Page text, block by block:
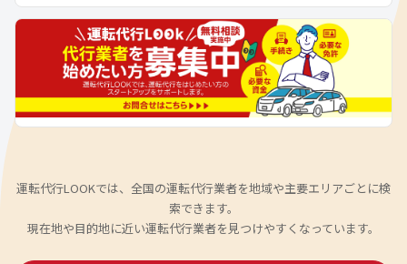
運転代行LOOKでは、全国の運転代行業者を地域や主要エリアごとに検
索できます。
現在地や目的地に近い運転代行業者を見つけやすくなっています。